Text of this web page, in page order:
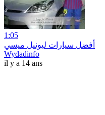
1:05
أفضل سيارات ليونيل ميسي
Wydadinfo
il y a 14 ans